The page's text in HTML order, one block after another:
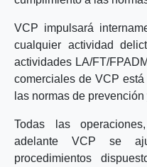
VCP impulsará
cualquier actividad
actividades LA/FT/
comerciales de VCP
las normas de
Todas las
adelante VCP se
procedimientos